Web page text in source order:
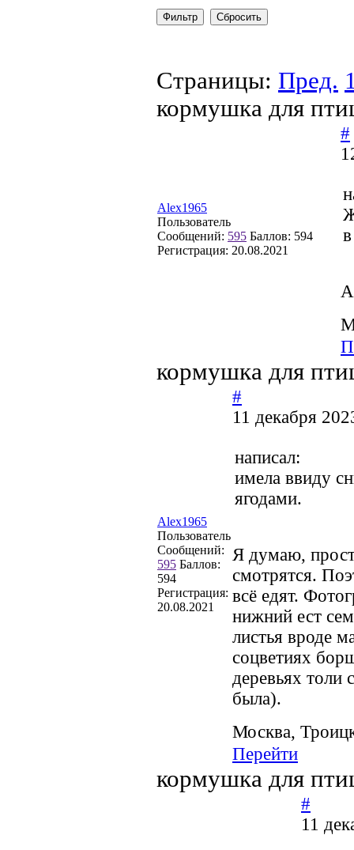
Страницы: Пред.
кормушка для
Alex1965
Пользователь
Сообщений: 595 Баллов: 594
Регистрация: 20.08.2021
#
кормушка для
Alex1965
Пользователь
Сообщений:
595 Баллов:
594
Регистрация:
20.08.2021
#
11 декабря
написал:
имела ввиду
ягодами.
Я думаю,
смотрятся.
всё едят.
нижний ест
листья вроде
соцветиях
деревьях
была).
Москва,
Перейти
кормушка для
#
11